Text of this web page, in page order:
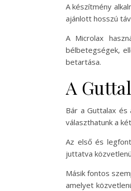
A készítmény
ajánlott hosszú
A Microlax
bélbetegségek,
betartása.
A
Bár a Guttalax és
választhatunk a
Az első és
juttatva
Másik fontos
amelyet